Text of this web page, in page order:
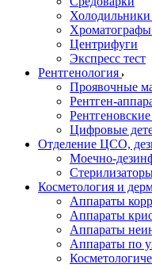
Центрифуги
Экспресс тест
Рентгенология
Проявочные
Рентген-
Цифровые
Отделение ЦСО,
Моечно-
Косметология и
Аппараты
Аппараты
Аппараты
Аппараты по